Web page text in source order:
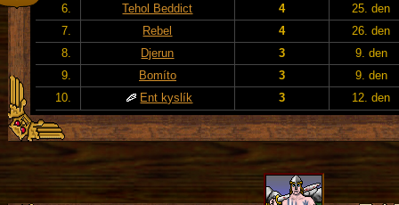
6.
Tehol Beddict 4
25. den
7.
Rebel 4
26. den
8.
Djerun 3
9. den
9.
Bomíto 3
9. den
10.
Ent kyslík 3 12. den